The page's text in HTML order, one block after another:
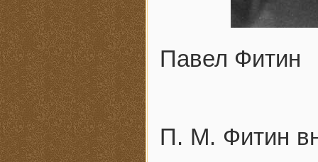
Павел Фитин
П. М. Фитин